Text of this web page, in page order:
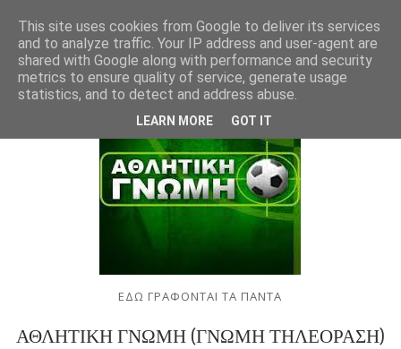
ΕΔΩ ΓΡΑΦΟΝΤΑΙ ΤΑ ΠΑΝΤΑ
ΑΘΛΗΤΙΚΗ ΓΝΩΜΗ (ΓΝΩΜΗ ΤΗΛΕΟΡΑΣΗ)
This site uses cookies from Google to deliver its services
and to analyze traffic. Your IP address and user-agent are
shared with Google along with performance and security
metrics to ensure quality of service, generate usage
statistics, and to detect and address abuse.
LEARN MORE GOT IT